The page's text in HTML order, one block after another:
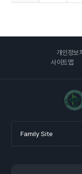
개인정보
사이트맵
Family Site